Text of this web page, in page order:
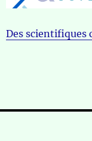
Des scientifiques